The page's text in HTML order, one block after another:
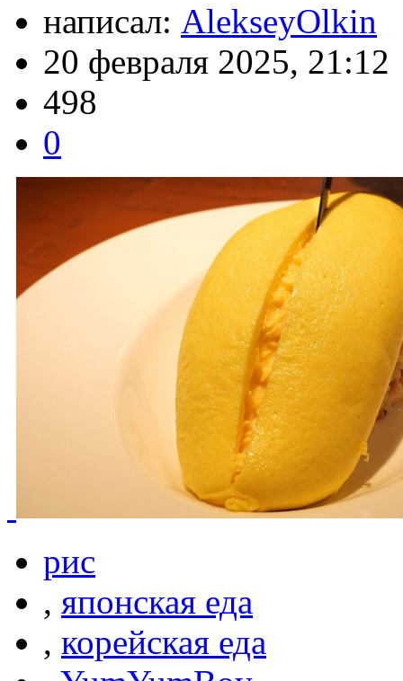
написал: AlekseyOlkin
20 февраля 2025, 21:12
498
0
рис
, японская еда
, корейская еда